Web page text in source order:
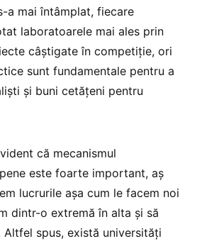
a mai întâmplat, fiecare
laboratoarele mai ales prin
câștigate în competiție, ori
sunt fundamentale pentru a
și buni cetățeni pentru
că mecanismul
este foarte important, aș
lucrurile așa cum le facem noi
dintr-o extremă în alta și să
Altfel spus, există universități